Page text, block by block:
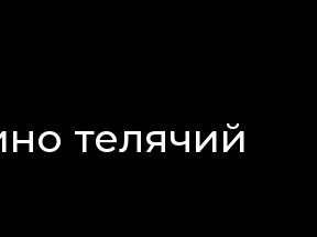
телячий